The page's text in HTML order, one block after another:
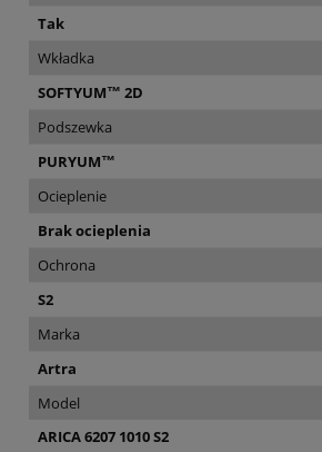
Tak
Wkładka
SOFTYUM™ 2D
Podszewka
PURYUM™
Ocieplenie
Brak ocieplenia
Ochrona
S2
Marka
Artra
Model
ARICA 6207 1010 S2